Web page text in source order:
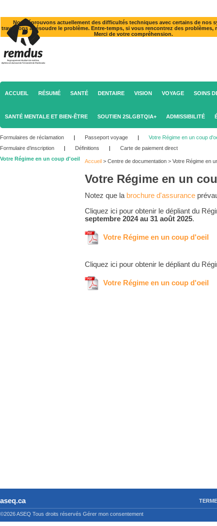
Nous éprouvons actuellement des difficultés techniques avec certains de nos
travaillons à résoudre le problème. Entre-temps, si vous rencontrez des problèmes,
Merci de votre compréhension.
ACCUEIL RÉSUMÉ SANTÉ DENTAIRE VISION VOYAGE SOINS
SANTÉ MENTALE ET BIEN-ÊTRE SOUTIEN 2SLGBTQIA+ ADMISSIBILITÉ
Formulaires de réclamation | Passeport voyage |
Votre Régime en un coup
Formulaire d’inscription
| Définitions |
Carte de paiement direct
Votre Régime en un coup d'oeil
Accueil > Centre de documentation > Votre Régime en
Votre Régime en un
Notez que la brochure d'assurance
Cliquez ici pour obtenir le dépliant du
septembre 2024 au 31 août 2025.
Votre Régime en un coup d'oeil
Cliquez ici pour obtenir le dépliant du
Votre Régime en un coup d'oeil
aseq.ca
©2026 ASEQ Tous droits réservés Gérer mon consentement